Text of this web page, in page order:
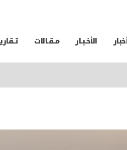
الأخـبـار مـقـالات